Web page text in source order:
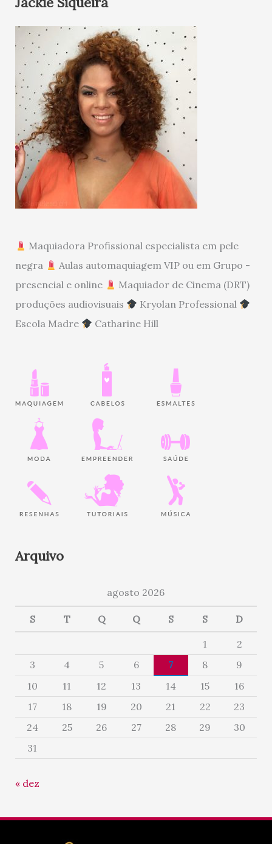
Maquiadora Profissional especialista em pele
negra
Aulas automaquiagem VIP ou em Grupo -
presencial e online
Maquiador de Cinema (DRT)
produções audiovisuais
Kryolan Professional
Escola Madre
Catharine Hill
Arquivo
agosto 2026
S T Q Q S S D
1
2
3
4 5 6 7 8
9
10
11 12 13 14 15
16
17
18 19 20 21 22
23
24
25 26 27 28 29
30
31
« dez